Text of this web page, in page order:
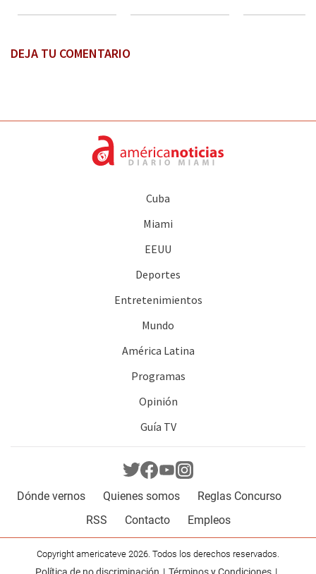
DEJA TU COMENTARIO
Cuba
Miami
EEUU
Deportes
Entretenimientos
Mundo
América Latina
Programas
Opinión
Guía TV
Dónde vernos Quienes somos
Reglas Concurso
RSS
Contacto Empleos
Copyright americateve 2026. Todos los derechos reservados.